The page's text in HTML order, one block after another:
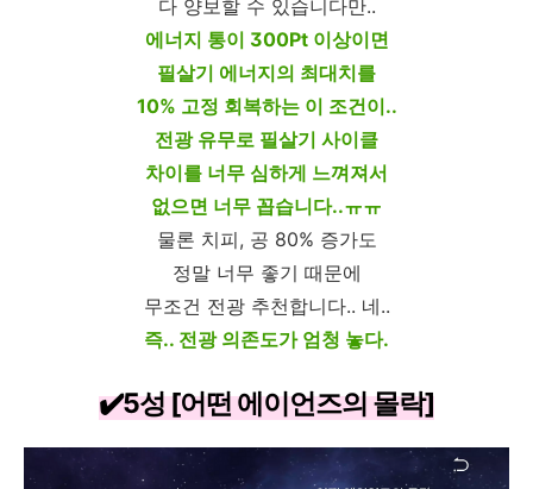
다 양보할 수 있습니다만..
에너지 통이 300Pt 이상이면
필살기 에너지의 최대치를
10% 고정 회복하는 이 조건이..
전광 유무로 필살기 사이클
차이를 너무 심하게 느껴져서
없으면 너무 꼽습니다..ㅠㅠ
물론 치피, 공 80% 증가도
정말 너무 좋기 때문에
무조건 전광 추천합니다.. 네..
즉.. 전광 의존도가 엄청 놓다.
✔️5성 [어떤 에이언즈의 몰락]